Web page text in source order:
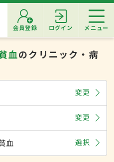
会員登録 ログイン メニュー
血のクリニック・病
変更
変更
血 選択